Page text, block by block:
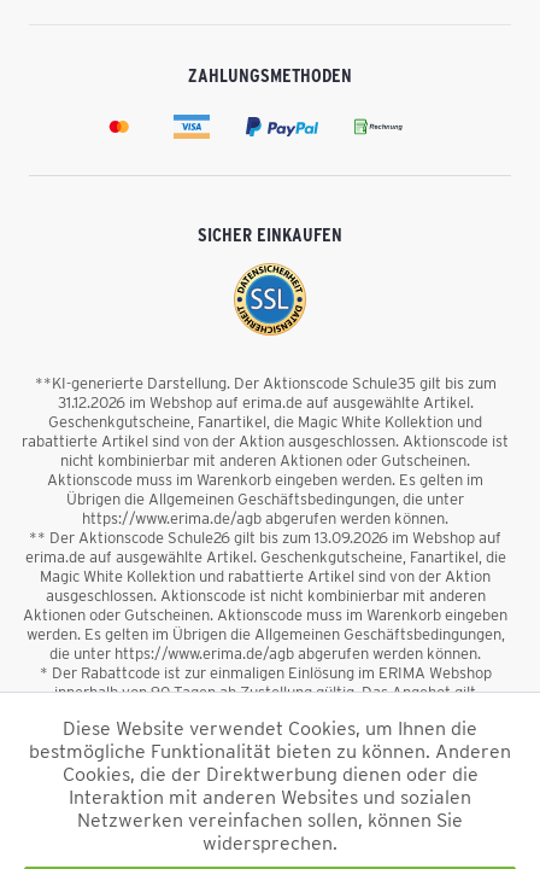
ZAHLUNGSMETHODEN
SICHER EINKAUFEN
**KI-generierte Darstellung. Der Aktionscode Schule35 gilt bis zum
31.12.2026 im Webshop auf erima.de auf ausgewählte Artikel.
Geschenkgutscheine, Fanartikel, die Magic White Kollektion und
rabattierte Artikel sind von der Aktion ausgeschlossen. Aktionscode ist
nicht kombinierbar mit anderen Aktionen oder Gutscheinen.
Aktionscode muss im Warenkorb eingeben werden. Es gelten im
Übrigen die Allgemeinen Geschäftsbedingungen, die unter
https://www.erima.de/agb abgerufen werden können.
** Der Aktionscode Schule26 gilt bis zum 13.09.2026 im Webshop auf
erima.de auf ausgewählte Artikel. Geschenkgutscheine, Fanartikel, die
Magic White Kollektion und rabattierte Artikel sind von der Aktion
ausgeschlossen. Aktionscode ist nicht kombinierbar mit anderen
Aktionen oder Gutscheinen. Aktionscode muss im Warenkorb eingeben
werden. Es gelten im Übrigen die Allgemeinen Geschäftsbedingungen,
die unter https://www.erima.de/agb abgerufen werden können.
* Der Rabattcode ist zur einmaligen Einlösung im ERIMA Webshop
innerhalb von 90 Tagen ab Zustellung gültig. Das Angebot gilt
sowie Geschenkgutscheine sind vom Rabatt ausgeschlossen. Der
Rabattcode ist nicht mit anderen Aktionen oder Gutscheinen
kombinierbar. Der Mindestbestellwert beträgt 50 €
*Alle Preise verstehen sich inkl. Mehrwertsteuer und zzgl.
und ggf. Nachnahmegebühren, wenn nicht anders
Diese Website verwendet Cookies, um Ihnen die
bestmögliche Funktionalität bieten zu können. Anderen
Cookies, die der Direktwerbung dienen oder die
Interaktion mit anderen Websites und sozialen
Netzwerken vereinfachen sollen, können Sie
widersprechen.